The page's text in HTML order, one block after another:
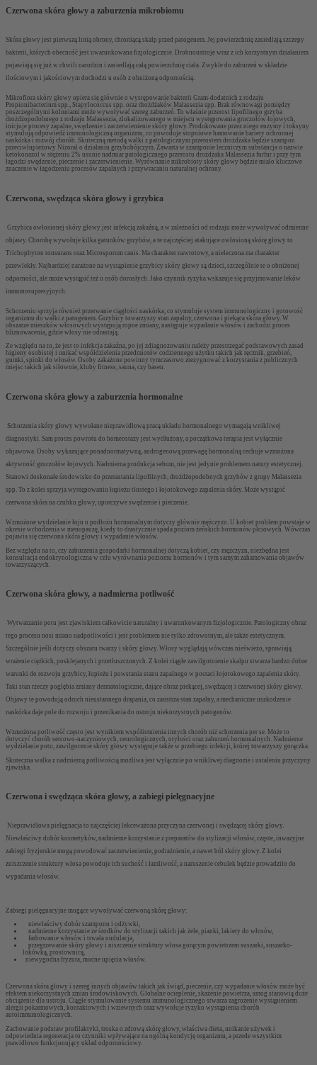
Czerwona skóra głowy a zaburzenia mikrobiomu
Skóra głowy jest pierwszą linią obrony, chroniącą skalp przed patogenem. Jej powierzchnię zasiedlają szczepy
bakterii, których obecność jest uwarunkowana fizjologicznie. Drobnoustroje wraz z ich korzystnym działaniem
pojawiają się już w chwili narodzin i zasiedlają całą powierzchnię ciała. Zwykle do zaburzeń w składzie
ilościowym i jakościowym dochodzi u osób z obniżoną odpornością.
Mikroflora skóry głowy opiera się głównie o występowanie bakterii Gram-dodatnich z rodzaju
Propionibacterium spp., Stapylococcus spp. oraz drożdżaków Malassezia spp. Brak równowagi pomiędzy
poszczególnymi koloniami może wywoływać szereg zaburzeń. To właśnie przerost lipofilnego grzyba
drożdżopodobnego z rodzaju Malassezia, zlokalizowanego w miejscu występowania gruczołów łojowych,
inicjuje procesy zapalne, swędzenie i zaczerwienienie skóry głowy. Produkowane przez niego enzymy i toksyny
stymulują odpowiedź immunologiczną organizmu, co powoduje stopniowe hamowanie bariery ochronnej
naskórka i rozwój chorób. Skuteczną metodą walki z patologicznym przerostem drożdżaka będzie szampon
przeciwłupieżowy Nizoral o działaniu grzybobójczym. Zawarta w szamponie leczniczym substancja o nazwie
ketokonazol w stężeniu 2% usunie nadmiar patologicznego przerostu drożdżaka Malassezia furfur i przy tym
łagodzi swędzenie, pieczenie i zaczerwienienie. Wyrównanie mikrobioty skóry głowy będzie miało kluczowe
znaczenie w łagodzeniu procesów zapalnych i przywracaniu naturalnej ochrony.
Czerwona, swędząca skóra głowy i grzybica
Grzybica owłosionej skóry głowy jest infekcją zakaźną, a w zależności od rodzaju może wywoływać odmienne
objawy. Chorobę wywołuje kilka gatunków grzybów, a te najczęściej atakujące owłosioną skórę głowy to
Trichophyton tonsurans oraz Microsporum canis. Ma charakter nawrotowy, a nieleczona ma charakter
przewlekły. Najbardziej narażone na wystąpienie grzybicy skóry głowy są dzieci, szczególnie te o obniżonej
odporności, ale może wystąpić też u osób dorosłych. Jako czynnik ryzyka wskazuje się przyjmowanie leków
immunosupresyjnych.
Schorzeniu sprzyja również przerwanie ciągłości naskórka, co stymuluje system immunologiczny i gotowość
organizmu do walki z patogenem. Grzybicy towarzyszy stan zapalny, czerwona i piekąca skóra głowy. W
obszarze mieszków włosowych występują ropne zmiany, następuje wypadanie włosów i zachodzi proces
bliznowacenia, gdzie włosy nie odrastają.
Ze względu na to, że jest to infekcja zakaźna, po jej zdiagnozowaniu należy przestrzegać podstawowych zasad
higieny osobistej i unikać współdzielenia przedmiotów codziennego użytku takich jak ręcznik, grzebień,
gumki, spinki do włosów. Osoby zakażone powinny tymczasowo zrezygnować z korzystania z publicznych
miejsc takich jak siłownie, kluby fitness, sauna, czy basen.
Czerwona skóra głowy a zaburzenia hormonalne
Schorzenia skóry głowy wywołane nieprawidłową pracą układu hormonalnego wymagają wnikliwej
diagnostyki. Sam proces powrotu do homeostazy jest wydłużony, a początkowa terapia jest wyłącznie
objawowa. Osoby wykazujące ponadnormatywną, androgenową przewagę hormonalną cechuje wzmożona
aktywność gruczołów łojowych. Nadmierna produkcja sebum, nie jest jedynie problemem natury estetycznej.
Stanowi doskonałe środowisko do przerastania lipofilnych, drożdżopodobnych grzybów z grupy Malassezia
spp. To z kolei sprzyja występowaniu łupieżu tłustego i łojotokowego zapalenia skóry. Może wystąpić
czerwona skóra na czubku głowy, uporczywe swędzenie i pieczenie.
Wzmożone wydzielanie łoju o podłożu hormonalnym dotyczy głównie mężczyzn. U kobiet problem powstaje w
okresie wchodzenia w menopauzę, kiedy to drastycznie spada poziom żeńskich hormonów płciowych. Wówczas
pojawia się czerwona skóra głowy i wypadanie włosów.
Bez względu na to, czy zaburzenia gospodarki hormonalnej dotyczą kobiet, czy mężczyzn, niezbędna jest
konsultacja endokrynologiczna w celu wyrównania poziomu hormonów i tym samym zahamowania objawów
towarzyszących.
Czerwona skóra głowy, a nadmierna potliwość
Wytwarzanie potu jest zjawiskiem całkowicie naturalny i uwarunkowanym fizjologicznie. Patologiczny obraz
tego procesu nosi miano nadpotliwości i jest problemem nie tylko zdrowotnym, ale także estetycznym.
Szczególnie jeśli dotyczy obszaru twarzy i skóry głowy. Włosy wyglądają wówczas nieświeżo, sprawiają
wrażenie ciężkich, posklejanych i przetłuszczonych. Z kolei ciągłe zawilgotnienie skalpu stwarza bardzo dobre
warunki do rozwoju grzybicy, łupieżu i powstania stanu zapalnego w postaci łojotokowego zapalenia skóry.
Taki stan rzeczy pogłębia zmiany dermatologiczne, dające obraz piekącej, swędzącej i czerwonej skóry głowy.
Objawy te powodują odruch nieustannego drapania, co zaostrza stan zapalny, a mechaniczne uszkodzenie
naskórka daje pole do rozwoju i przenikania do ustroju niekorzystnych patogenów.
Wzmożona potliwość często jest wynikiem współistnienia innych chorób niż schorzenia per se. Może to
dotyczyć chorób sercowo-naczyniowych, neurologicznych, otyłości oraz zaburzeń hormonalnych. Nadmierne
wydzielanie potu, zawilgocenie skóry głowy występuje także w przebiegu infekcji, której towarzyszy gorączka.
Skuteczna walka z nadmierną potliwością możliwa jest wyłącznie po wnikliwej diagnozie i ustaleniu przyczyny
zjawiska.
Czerwona i swędząca skóra głowy, a zabiegi pielęgnacyjne
Nieprawidłowa pielęgnacja to najczęściej lekceważona przyczyna czerwonej i swędzącej skóry głowy.
Niewłaściwy dobór kosmetyków, nadmierne korzystanie z preparatów do stylizacji włosów, częste, inwazyjne
zabiegi fryzjerskie mogą powodować zaczerwienienie, podrażnienie, a nawet ból skóry głowy. Z kolei
zniszczenie struktury włosa powoduje ich suchość i łamliwość, a naruszenie cebulek będzie prowadziło do
wypadania włosów.
Zabiegi pielęgnacyjne mogące wywoływać czerwoną skórę głowy:
niewłaściwy dobór szamponu i odżywki,
nadmierne korzystanie ze środków do stylizacji takich jak żele, pianki, lakiery do włosów,
farbowanie włosów i trwała ondulacja,
przegrzewanie skóry głowy i niszczenie struktury włosa gorącym powietrzem suszarki, suszarko-
lokówką, prostownicą,
niewygodna fryzura, mocne upięcia włosów.
Czerwona skóra głowy i szereg innych objawów takich jak świąd, pieczenie, czy wypadanie włosów może być
efektem niekorzystnych zmian środowiskowych. Globalne ocieplenie, skażenie powietrza, smog stanowią duże
obciążenie dla ustroju. Ciągłe stymulowanie systemu immunologicznego stwarza zagrożenie wystąpieniem
alergii pokarmowych, kontaktowych i wziewnych oraz wywołuje ryzyko wystąpienia chorób
autoimmunologicznych.
Zachowanie podstaw profilaktyki, troska o zdrową skórę głowy, właściwa dieta, unikanie używek i
odpowiednia regeneracja to czynniki wpływające na ogólną kondycję organizmu, a przede wszystkim
prawidłowo funkcjonujący układ odpornościowy.